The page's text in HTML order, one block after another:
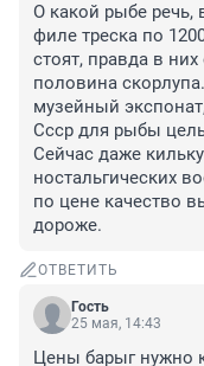
О какой рыбе речь,
филе треска по
стоят, правда в
половина
музейный
Ссср для рыбы
Сейчас даже
ностальгических
по цене качество
дороже.
ОТВЕТИТЬ
Гость
25 мая, 14:43
Цены барыг нужно